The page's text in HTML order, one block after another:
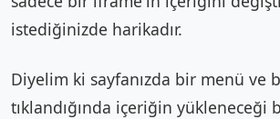
istediğinizde harikadır.
Diyelim ki sayfanızda bir menü ve
tıklandığında içeriğin yükleneceği